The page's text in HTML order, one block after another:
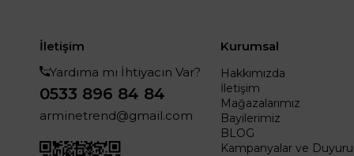
İletişim
Yardıma mı İhtiyacın Var?
0533 896 84 84
arminetrend@gmail.com
Kurumsal
Hakkımızda
İletişim
Mağazalarımız
Bayilerimiz
BLOG
Kampanyalar ve